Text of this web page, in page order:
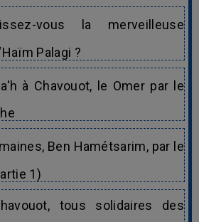
vous la merveilleuse
Palagi ?
à Chavouot, le Omer par le
Ben Hamétsarim, par le
1)
tous solidaires des